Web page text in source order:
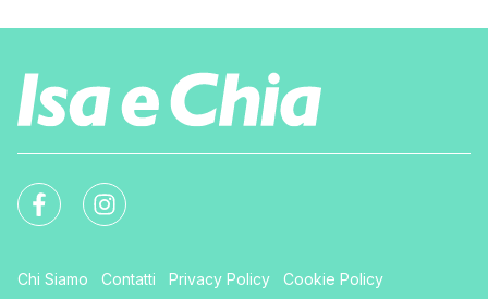
Chi Siamo Contatti Privacy Policy
Cookie Policy